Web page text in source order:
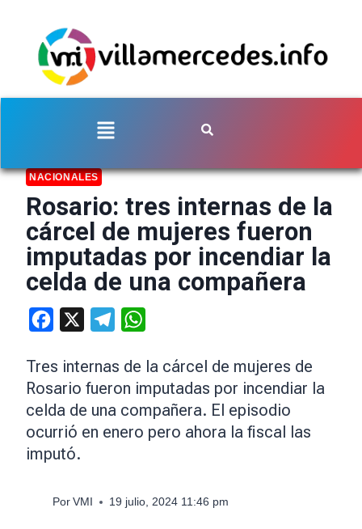
NACIONALES
Rosario: tres internas de la
cárcel de mujeres fueron
imputadas por incendiar la
celda de una compañera
Facebook Telegram
Tres internas de la cárcel de mujeres de
Rosario fueron imputadas por incendiar la
celda de una compañera. El episodio
ocurrió en enero pero ahora la fiscal las
imputó.
Por VMI 19 julio, 2024 11:46 pm